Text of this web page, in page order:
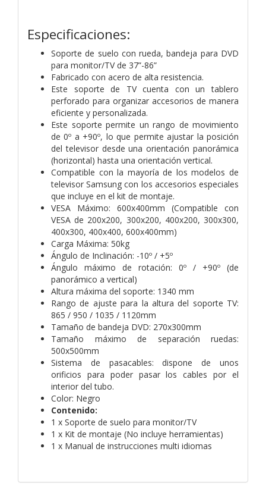
Especificaciones:
Soporte de suelo con rueda, bandeja para DVD
para monitor/TV de 37”-86”
Fabricado con acero de alta resistencia.
Este soporte de TV cuenta con un tablero
perforado para organizar accesorios de manera
eficiente y personalizada.
Este soporte permite un rango de movimiento
de 0º a +90º, lo que permite ajustar la posición
del televisor desde una orientación panorámica
(horizontal) hasta una orientación vertical.
Compatible con la mayoría de los modelos de
televisor Samsung con los accesorios especiales
que incluye en el kit de montaje.
VESA Máximo: 600x400mm (Compatible con
VESA de 200x200, 300x200, 400x200, 300x300,
400x300, 400x400, 600x400mm)
Carga Máxima: 50kg
Ángulo de Inclinación: -10º / +5º
Ángulo máximo de rotación: 0º / +90º (de
panorámico a vertical)
Altura máxima del soporte: 1340 mm
Rango de ajuste para la altura del soporte TV:
865 / 950 / 1035 / 1120mm
Tamaño de bandeja DVD: 270x300mm
Tamaño máximo de separación ruedas:
500x500mm
Sistema de pasacables: dispone de unos
orificios para poder pasar los cables por el
interior del tubo.
Color: Negro
Contenido:
1 x Soporte de suelo para monitor/TV
1 x Kit de montaje (No incluye herramientas)
1 x Manual de instrucciones multi idiomas